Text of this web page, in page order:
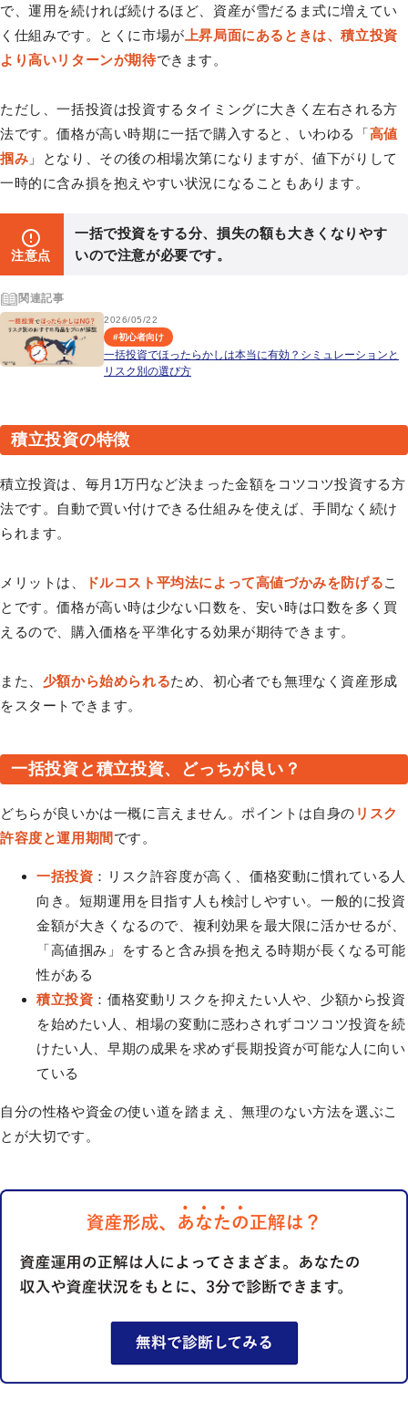
で、運用を続ければ続けるほど、資産が雪だるま式に増えてい
く仕組みです。とくに市場が 上昇局面にあるときは、積立投資
より高いリターンが期待できます。
ただし、一括投資は投資するタイミングに大きく左右される方
法です。価格が高い時期に一括で購入すると、いわゆる「高値
掴み 」となり、その後の相場次第になりますが、値下がりして
一時的に含み損を抱えやすい状況になることもあります。
注意点
一括で投資をする分、損失の額も大きくなりやす
いので注意が必要です。
関連記事
2026/05/22
#初心者向け
一括投資でほったらかしは本当に有効？シミュレーションと
リスク別の選び方
積立投資の特徴
積立投資は、毎月1万円など決まった金額をコツコツ投資する方
法です。自動で買い付けできる仕組みを使えば、手間なく続け
られます。
メリットは、 ドルコスト平均法によって高値づかみを防げるこ
とです。価格が高い時は少ない口数を、安い時は口数を多く買
えるので、購入価格を平準化する効果が期待できます。
また、 少額から始められるため、初心者でも無理なく資産形成
をスタートできます。
一括投資と積立投資、どっちが良い？
どちらが良いかは一概に言えません。ポイントは自身の リスク
許容度と運用期間 です。
一括投資 ：リスク許容度が高く、価格変動に慣れている人
向き。短期運用を目指す人も検討しやすい。一般的に投資
金額が大きくなるので、複利効果を最大限に活かせるが、
「高値掴み」をすると含み損を抱える時期が長くなる可能
性がある
積立投資 ：価格変動リスクを抑えたい人や、少額から投資
を始めたい人、相場の変動に惑わされずコツコツ投資を続
けたい人、早期の成果を求めず長期投資が可能な人に向い
ている
自分の性格や資金の使い道を踏まえ、無理のない方法を選ぶこ
とが大切です。